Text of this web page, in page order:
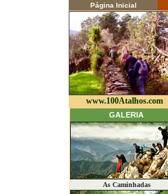
Página Inicial
www.100Atalhos.com
GALERIA
As Caminhadas